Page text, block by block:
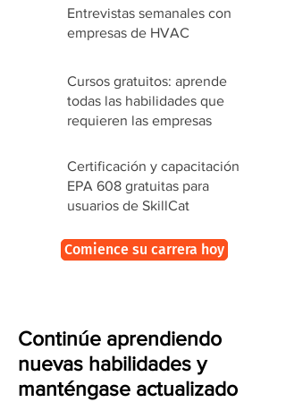
Entrevistas semanales con
empresas de HVAC
Cursos gratuitos: aprende
todas las habilidades que
requieren las empresas
Certificación y capacitación
EPA 608 gratuitas para
usuarios de SkillCat
Comience su carrera hoy
Continúe aprendiendo
nuevas habilidades y
manténgase actualizado